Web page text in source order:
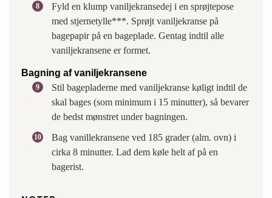
Fyld en klump vaniljekransedej i en sprøjtepose
med stjernetylle***. Sprøjt vaniljekranse på
bagepapir på en bageplade. Gentag indtil alle
vaniljekransene er formet.
Bagning af vaniljekransene
Stil bagepladerne med vaniljekranse køligt indtil de
skal bages (som minimum i 15 minutter), så bevarer
de bedst mønstret under bagningen.
Bag vanillekransene ved 185 grader (alm. ovn) i
cirka 8 minutter. Lad dem køle helt af på en
bagerist.